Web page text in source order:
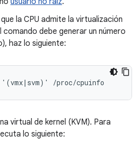
la CPU admite la virtualización
debe generar un número
haz lo siguiente:
virtual de kernel (KVM). Para
lo siguiente: